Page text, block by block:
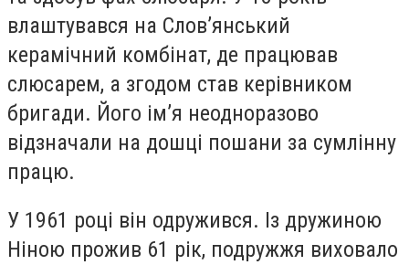
влаштувався на Слов’янський
керамічний комбінат, де працював
слюсарем, а згодом став керівником
бригади. Його ім’я неодноразово
відзначали на дошці пошани за сумлінну
працю.
У 1961 році він одружився. Із дружиною
Ніною прожив 61 рік, подружжя виховало